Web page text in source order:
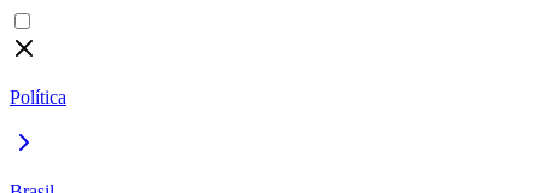
Política